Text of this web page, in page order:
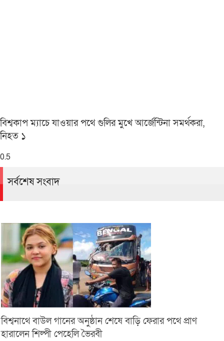
বিশ্বকাপ ম্যাচে যাওয়ার পথে গুলির মুখে আর্জেন্টিনা সমর্থকরা,
নিহত ১
সর্বশেষ সংবাদ
বিশ্বনাথে বাউল গানের অনুষ্ঠান শেষে বাড়ি ফেরার পথে প্রাণ
হারালেন শিল্পী পেহেলি ভৈরবী